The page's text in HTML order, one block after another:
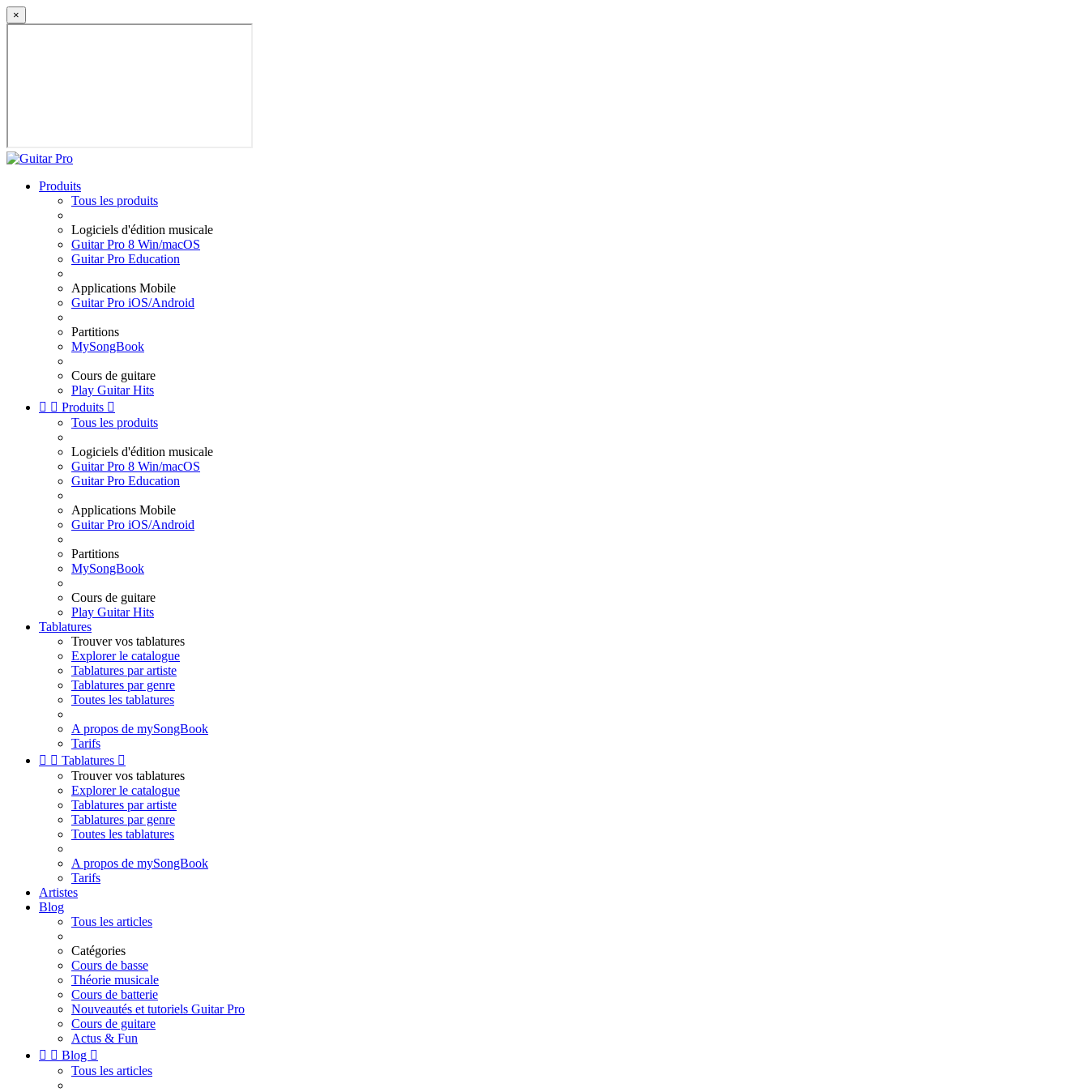
×
Produits
Tous les produits
Logiciels d'édition musicale
Guitar Pro 8 Win/macOS
Guitar Pro Education
Applications Mobile
Guitar Pro iOS/Android
Partitions
MySongBook
Cours de guitare
Play Guitar Hits
  Produits 
Tous les produits
Logiciels d'édition musicale
Guitar Pro 8 Win/macOS
Guitar Pro Education
Applications Mobile
Guitar Pro iOS/Android
Partitions
MySongBook
Cours de guitare
Play Guitar Hits
Tablatures
Trouver vos tablatures
Explorer le catalogue
Tablatures par artiste
Tablatures par genre
Toutes les tablatures
A propos de mySongBook
Tarifs
  Tablatures 
Trouver vos tablatures
Explorer le catalogue
Tablatures par artiste
Tablatures par genre
Toutes les tablatures
A propos de mySongBook
Tarifs
Artistes
Blog
Tous les articles
Catégories
Cours de basse
Théorie musicale
Cours de batterie
Nouveautés et tutoriels Guitar Pro
Cours de guitare
Actus & Fun
  Blog 
Tous les articles